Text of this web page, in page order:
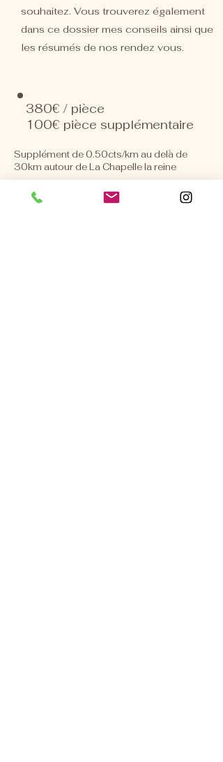
souhaitez. Vous trouverez également
dans ce dossier mes conseils ainsi que
les résumés de nos rendez vous.
380€ / pièce
100€ pièce supplémentaire
Supplément de 0.50cts/km au delà de
30km autour de La Chapelle la reine
Je veux cette prestation